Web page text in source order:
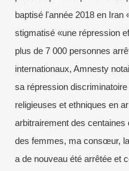
baptisé l'année 2018 en Iran
stigmatisé «une répression
plus de 7 000 personnes
internationaux, Amnesty
sa répression
religieuses et ethniques en
arbitrairement des
des femmes, ma consœur,
a de nouveau été arrêtée et